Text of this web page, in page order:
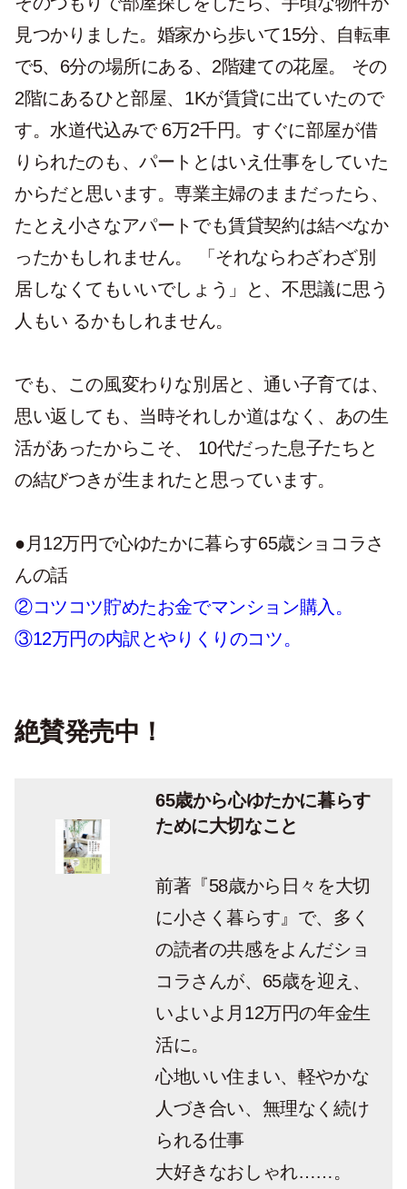
見つかりました。婚家から歩いて15分、自転車
で5、6分の場所にある、2階建ての花屋。 その
2階にあるひと部屋、1Kが賃貸に出ていたので
す。水道代込みで 6万2千円。すぐに部屋が借
りられたのも、パートとはいえ仕事をしていた
からだと思います。専業主婦のままだったら、
たとえ小さなアパートでも賃貸契約は結べなか
ったかもしれません。 「それならわざわざ別
居しなくてもいいでしょう」と、不思議に思う
人もい るかもしれません。
でも、この風変わりな別居と、通い子育ては、
思い返しても、当時それしか道はなく、あの生
活があったからこそ、 10代だった息子たちと
の結びつきが生まれたと思っています。
●月12万円で心ゆたかに暮らす65歳ショコラさ
んの話
②コツコツ貯めたお金でマンション購入。
③12万円の内訳とやりくりのコツ。
絶賛発売中！
65歳から心ゆたかに暮らす
ために大切なこと
前著『58歳から日々を大切
に小さく暮らす』で、多く
の読者の共感をよんだショ
コラさんが、65歳を迎え、
いよいよ月12万円の年金生
活に。
心地いい住まい、軽やかな
人づき合い、無理なく続け
られる仕事
大好きなおしゃれ……。